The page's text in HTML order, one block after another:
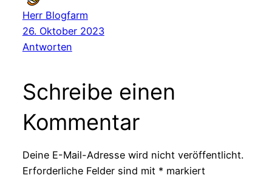
Herr Blogfarm
26. Oktober 2023
Antworten
Schreibe einen
Kommentar
Deine E-Mail-Adresse wird nicht veröffentlicht.
Erforderliche Felder sind mit * markiert